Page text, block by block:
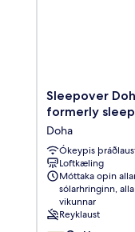
Sleepover
Doha
Node
–
formerly
sleep
fly
Doha
Sleepover
formerly sleep
Doha
Ókeypis
Loftkæling
Móttaka opin
sólarhringinn,
vikunnar
Reyklaust